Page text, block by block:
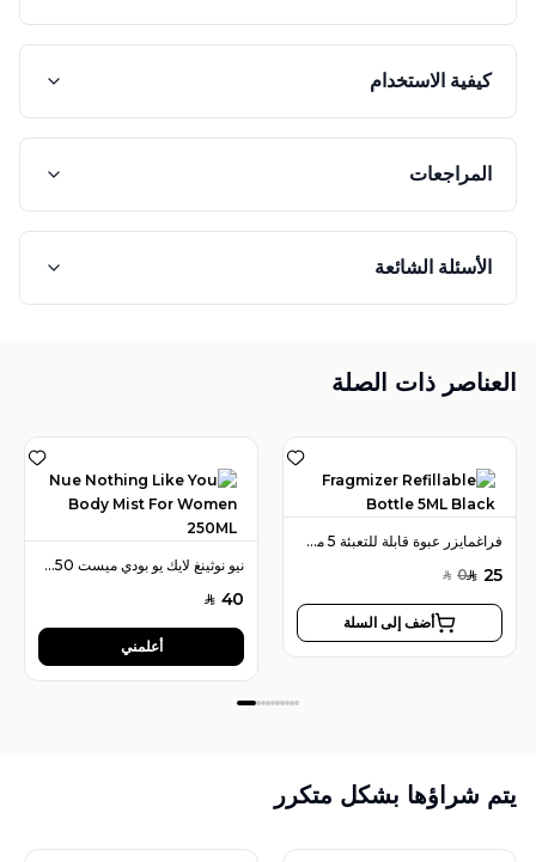
كيفية الاستخدام
المراجعات
الأسئلة الشائعة
العناصر ذات الصلة
نيو نوثينغ لايك يو بودي ميست 250 مل للنساء
SAR 40
أعلمني
فراغمايزر عبوة قابلة للتعبئة 5 مل لون أسود
SAR 25
SAR 0
أضف إلى السلة
يتم شراؤها بشكل متكرر